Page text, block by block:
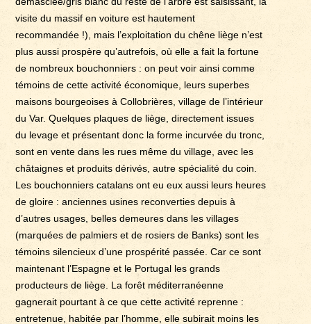
visite du massif en voiture est hautement
recommandée !), mais l’exploitation du chêne liège n’est
plus aussi prospère qu’autrefois, où elle a fait la fortune
de nombreux bouchonniers : on peut voir ainsi comme
témoins de cette activité économique, leurs superbes
maisons bourgeoises à Collobrières, village de l’intérieur
du Var. Quelques plaques de liège, directement issues
du levage et présentant donc la forme incurvée du tronc,
sont en vente dans les rues même du village, avec les
châtaignes et produits dérivés, autre spécialité du coin.
Les bouchonniers catalans ont eu eux aussi leurs heures
de gloire : anciennes usines reconverties depuis à
d’autres usages, belles demeures dans les villages
(marquées de palmiers et de rosiers de Banks) sont les
témoins silencieux d’une prospérité passée. Car ce sont
maintenant l’Espagne et le Portugal les grands
producteurs de liège. La forêt méditerranéenne
gagnerait pourtant à ce que cette activité reprenne :
entretenue, habitée par l’homme, elle subirait moins les